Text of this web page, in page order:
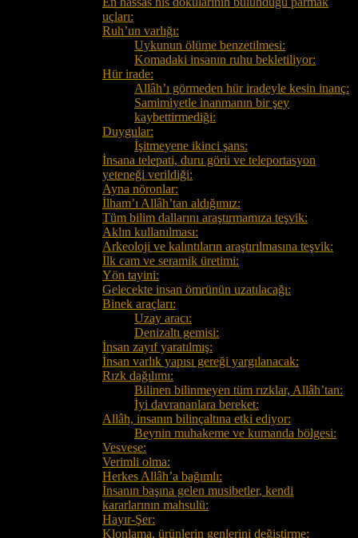
uçları:
Ruh’un varlığı:
Uykunun ölüme benzetilmesi:
Komadaki insanın ruhu bekletiliyor:
Hür irade:
Allâh’ı görmeden hür iradeyle kesin inanç:
Samimiyetle inanmanın bir şey
kaybettirmediği:
Duygular:
İşitmeyene ikinci şans:
İnsana telepati, duru görü ve teleportasyon
yeteneği verildiği:
Ayna nöronlar:
İlham’ı Allâh’tan aldığımız:
Tüm bilim dallarını araştırmamıza teşvik:
Aklın kullanılması:
Arkeoloji ve kalıntıların araştırılmasına teşvik:
İlk cam ve seramik üretimi:
Yön tayini:
Gelecekte insan ömrünün uzatılacağı:
Binek araçları:
Uzay aracı:
Denizaltı gemisi:
İnsan zayıf yaratılmış:
İnsan varlık yapısı gereği yargılanacak:
Rızk dağılımı:
Bilinen bilinmeyen tüm rızklar, Allâh’tan:
İyi davrananlara bereket:
Allâh, insanın bilinçaltına etki ediyor:
Beynin muhakeme ve kumanda bölgesi:
Vesvese:
Verimli olma:
Herkes Allâh’a bağımlı:
İnsanın başına gelen musibetler, kendi
kararlarının mahsulü:
Hayır-Şer:
Klonlama, ürünlerin genlerini değiştirme: